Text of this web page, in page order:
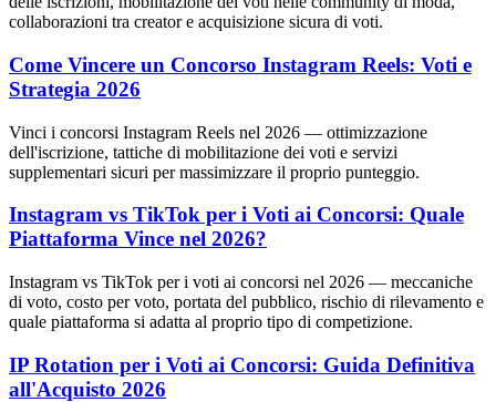
collaborazioni tra creator e acquisizione sicura di voti.
Come Vincere un Concorso Instagram Reels: Voti e
Strategia 2026
Vinci i concorsi Instagram Reels nel 2026 — ottimizzazione
dell'iscrizione, tattiche di mobilitazione dei voti e servizi
supplementari sicuri per massimizzare il proprio punteggio.
Instagram vs TikTok per i Voti ai Concorsi: Quale
Piattaforma Vince nel 2026?
Instagram vs TikTok per i voti ai concorsi nel 2026 — meccaniche
di voto, costo per voto, portata del pubblico, rischio di rilevamento e
quale piattaforma si adatta al proprio tipo di competizione.
IP Rotation per i Voti ai Concorsi: Guida Definitiva
all'Acquisto 2026